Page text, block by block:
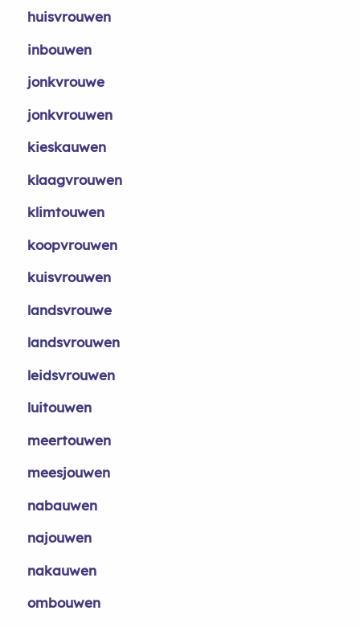
huisvrouwen
inbouwen
jonkvrouwe
jonkvrouwen
kieskauwen
klaagvrouwen
klimtouwen
koopvrouwen
kuisvrouwen
landsvrouwe
landsvrouwen
leidsvrouwen
luitouwen
meertouwen
meesjouwen
nabauwen
najouwen
nakauwen
ombouwen